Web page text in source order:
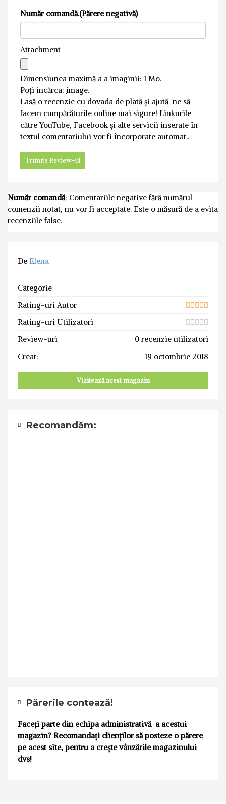
Număr comandă.(Părere negativă)
Attachment
Dimensiunea maximă a a imaginii: 1 Mo.
Poți încărca: image.
Lasă o recenzie cu dovada de plată și ajută-ne să
facem cumpărăturile online mai sigure! Linkurile
către YouTube, Facebook și alte servicii inserate în
textul comentariului vor fi încorporate automat..
Număr comandă: Comentariile negative fără numărul
comenzii notat, nu vor fi acceptate. Este o măsură de a evita
recenziile false.
De Elena
Categorie
Rating-uri Autor
Rating-uri Utilizatori
Review-uri
0 recenzie utilizatori
Creat:
19 octombrie 2018
Vizitează acest magazin
Recomandăm:
Părerile contează!
Faceți parte din echipa administrativă a acestui
magazin? Recomandați clienților să posteze o părere
pe acest site, pentru a crește vânzările magazinului
dvs!